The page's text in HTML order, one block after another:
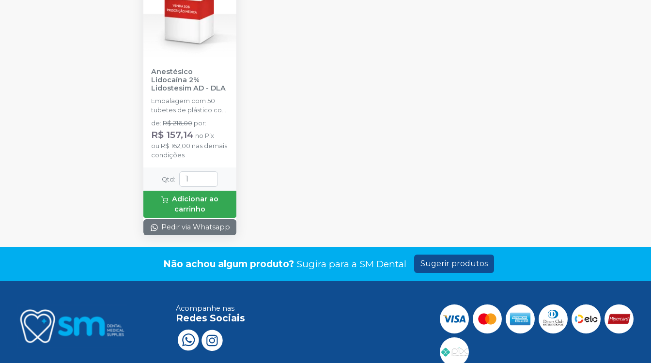
Anestésico
Lidocaína 2%
Lidostesim AD - DLA
Embalagem com 50
tubetes de plástico com
1,8ml cada. Cloridrato de
Lidocaína com
Hemitartarato de
epinefrina.
de: R$ 216,00 por:
R$ 157,14 no Pix
ou R$ 162,00 nas demais
condições
Qtd:
Adicionar ao
carrinho
Pedir via Whatsapp
Não achou algum produto? Sugira para a SM Dental Sugerir produtos
Acompanhe nas
Redes Sociais